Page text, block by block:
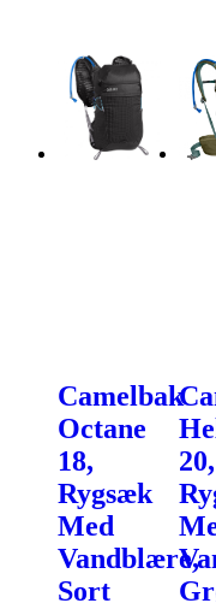
Camelbak
Octane
18,
Rygsæk
Med
Vandblære,
Sort
20,